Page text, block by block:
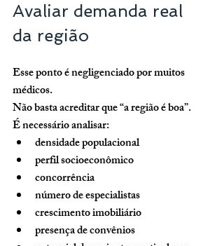
Avaliar demanda real
da região
Esse ponto é negligenciado por muitos
médicos.
Não basta acreditar que “a região é boa”.
É necessário analisar:
densidade populacional
perfil socioeconômico
concorrência
número de especialistas
crescimento imobiliário
presença de convênios